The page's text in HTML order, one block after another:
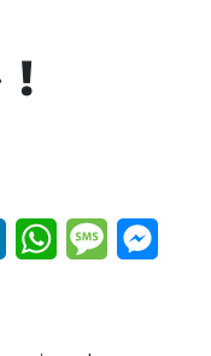
!
LinkedInWhatsApp